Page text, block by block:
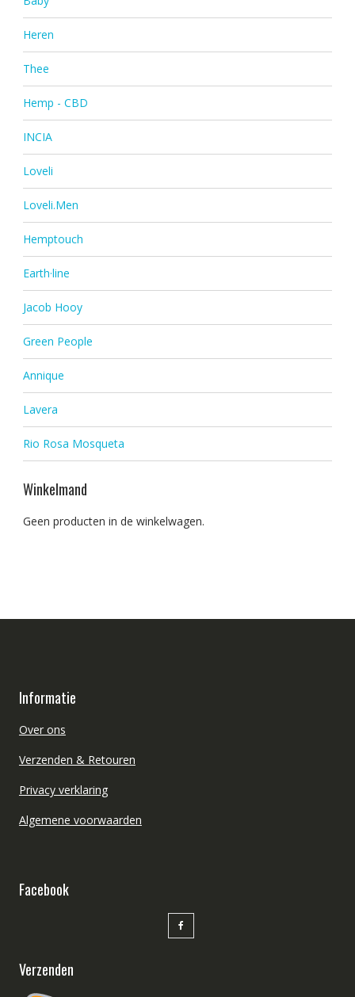
Heren
Thee
Hemp - CBD
INCIA
Loveli
Loveli.Men
Hemptouch
Earth·line
Jacob Hooy
Green People
Annique
Lavera
Rio Rosa Mosqueta
Winkelmand
Geen producten in de winkelwagen.
Informatie
Over ons
Verzenden & Retouren
Privacy verklaring
Algemene voorwaarden
Facebook
Verzenden